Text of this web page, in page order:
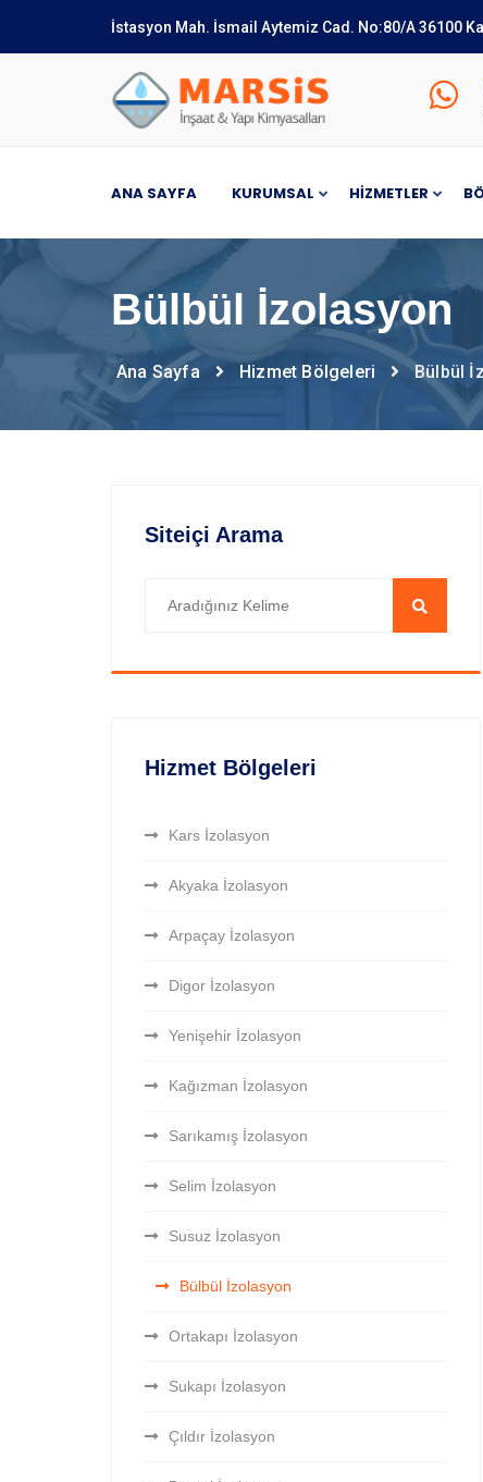
İstasyon Mah. İsmail Aytemiz Cad. No:80/A 36100
ANA SAYFA KURUMSAL HIZMETLER
Bülbül İzolasyon
Ana Sayfa Hizmet Bölgeleri Bülbül
Siteiçi Arama
Hizmet Bölgeleri
Kars İzolasyon
Akyaka İzolasyon
Arpaçay İzolasyon
Digor İzolasyon
Yenişehir İzolasyon
Kağızman İzolasyon
Sarıkamış İzolasyon
Selim İzolasyon
Susuz İzolasyon
Bülbül İzolasyon
Ortakapı İzolasyon
Sukapı İzolasyon
Çıldır İzolasyon